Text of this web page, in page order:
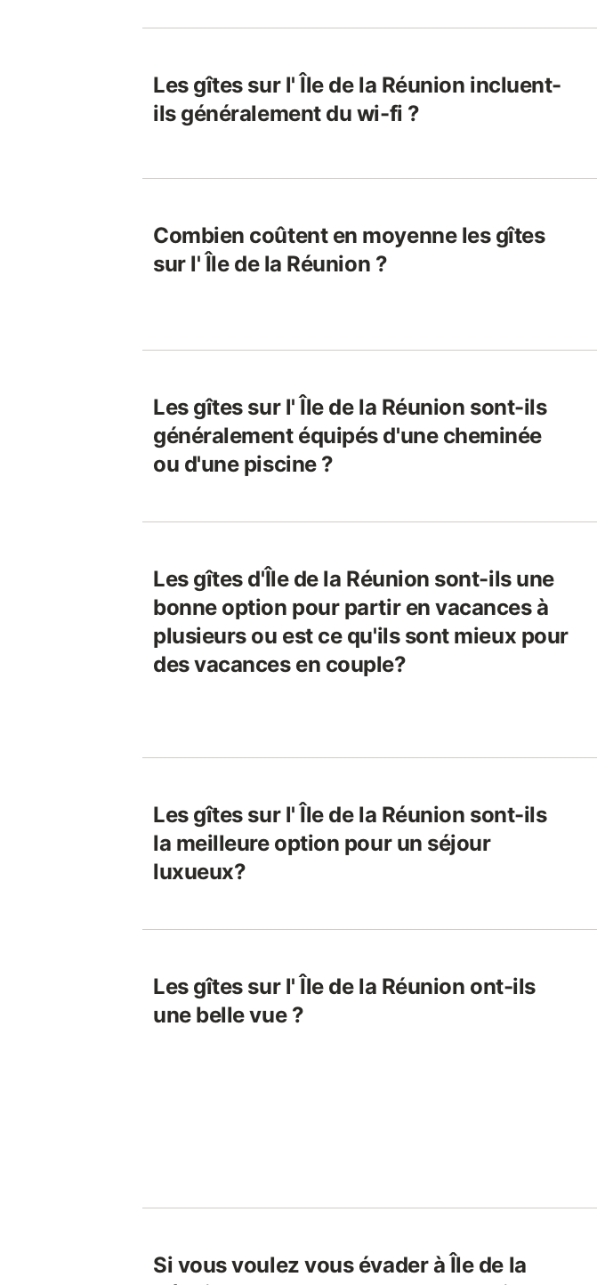
Les gîtes sur l' Île de la Réunion incluent-
ils généralement du wi-fi ?
Combien coûtent en moyenne les gîtes
sur l' Île de la Réunion ?
Les gîtes sur l' Île de la Réunion sont-ils
généralement équipés d'une cheminée
ou d'une piscine ?
Les gîtes d'Île de la Réunion sont-ils une
bonne option pour partir en vacances à
plusieurs ou est ce qu'ils sont mieux pour
des vacances en couple?
Les gîtes sur l' Île de la Réunion sont-ils
la meilleure option pour un séjour
luxueux?
Les gîtes sur l' Île de la Réunion ont-ils
une belle vue ?
Si vous voulez vous évader à Île de la